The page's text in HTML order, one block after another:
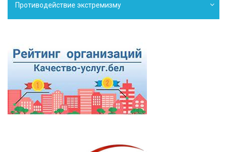
Противодействие экстремизму